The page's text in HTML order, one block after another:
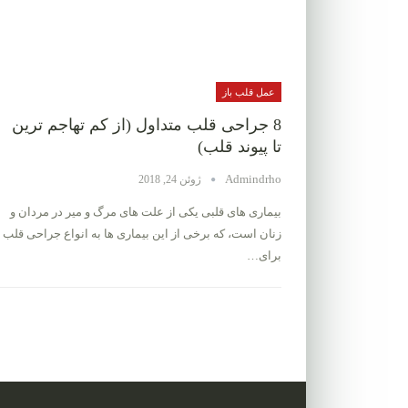
عمل قلب باز
8 جراحی قلب متداول (از کم تهاجم ترین
تا پیوند قلب)
Admindrho ژوئن 24, 2018
بیماری های قلبی یکی از علت های مرگ و میر در مردان و
زنان است، که برخی از این بیماری ها به انواع جراحی قلب
برای…